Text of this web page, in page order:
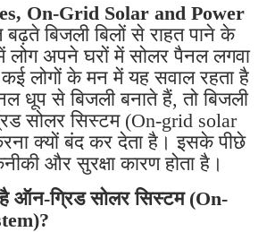
On-Grid Solar and Power
बिजली बिलों से राहत पाने के
लोग अपने घरों में सोलर पैनल लगवा
लोगों के मन में यह सवाल रहता है
धूप से बिजली बनाते हैं, तो बिजली
सोलर सिस्टम (On-grid solar
क्यों बंद कर देता है। इसके पीछे
और सुरक्षा कारण होता है।
ऑन-ग्रिड सोलर सिस्टम (On-